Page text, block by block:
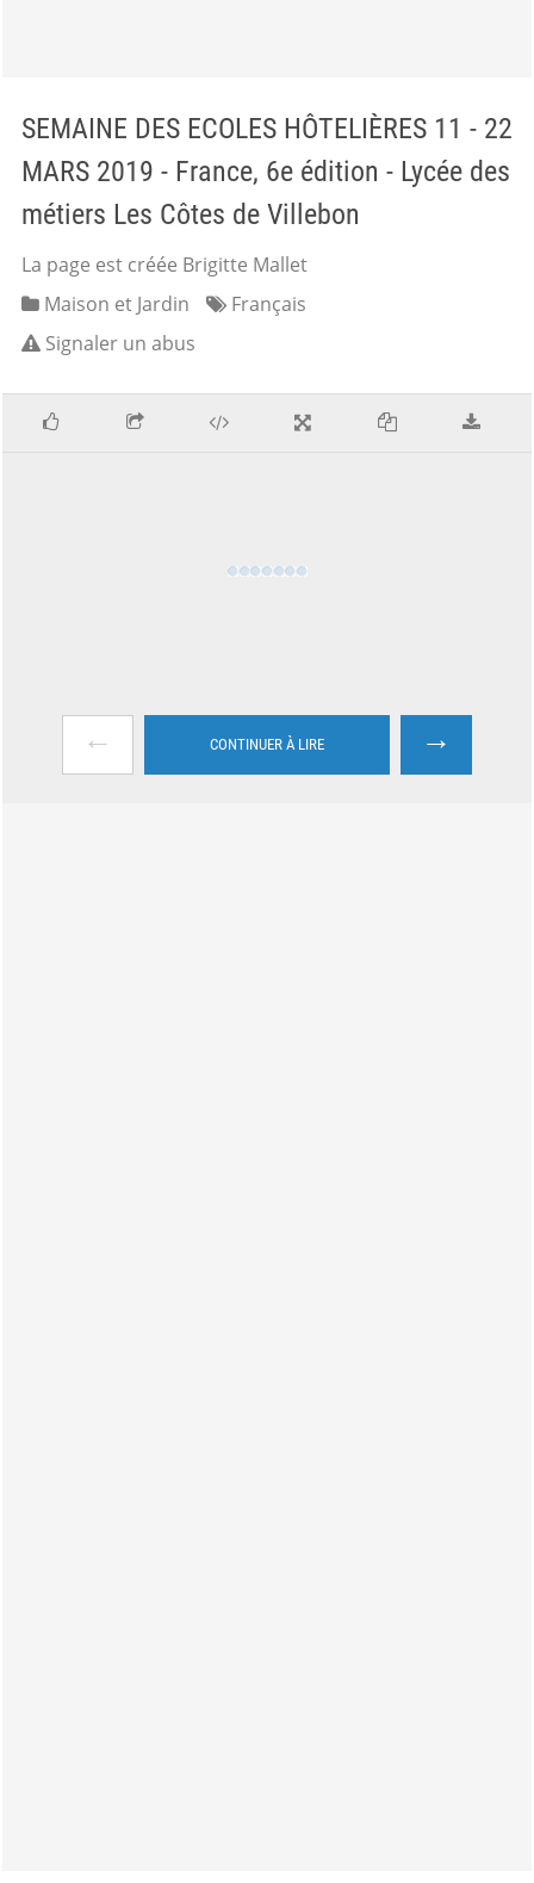
SEMAINE DES ECOLES HÔTELIÈRES 11 - 22
MARS 2019 - France, 6e édition - Lycée des
métiers Les Côtes de Villebon
La page est créée Brigitte Mallet
Maison et Jardin
Français
Signaler un abus
← CONTINUER À LIRE →